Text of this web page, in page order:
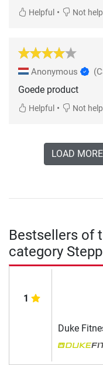
Helpful • Not
Anonymous
Goede product
Helpful • Not
LOAD MORE
Bestsellers of
category
1
Duke